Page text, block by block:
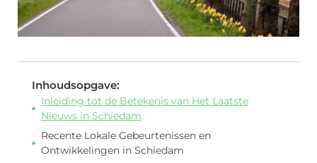
Inhoudsopgave:
Inleiding tot de Betekenis van Het Laatste
Nieuws in Schiedam
Recente Lokale Gebeurtenissen en
Ontwikkelingen in Schiedam